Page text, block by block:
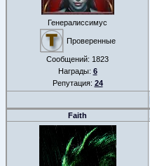
Генералиссимус
Проверенные
Сообщений: 1823
Награды: 6
Репутация: 24
Faith